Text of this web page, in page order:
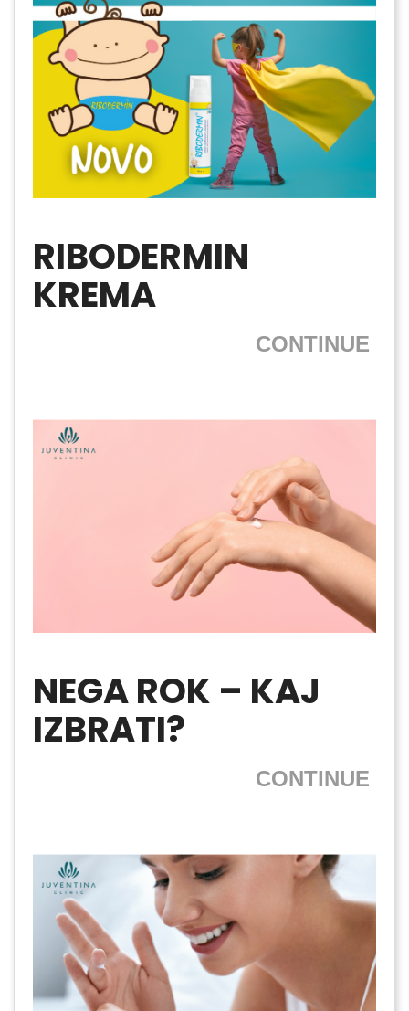
RIBODERMIN
KREMA
CONTINUE
NEGA ROK – KAJ
IZBRATI?
CONTINUE